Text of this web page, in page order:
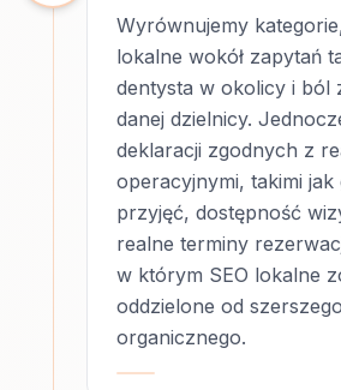
Wyrównujemy
lokalne wokół zapytań
dentysta w okolicy i ból
danej dzielnicy.
deklaracji zgodnych z
operacyjnymi, takimi jak
przyjęć, dostępność
realne terminy
w którym SEO lokalne
oddzielone od
organicznego.